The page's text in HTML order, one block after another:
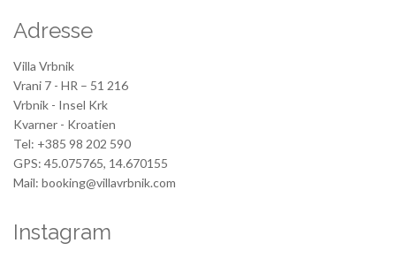
Adresse
Villa Vrbnik
Vrani 7 - HR – 51 216
Vrbnik - Insel Krk
Kvarner - Kroatien
Tel: +385 98 202 590
GPS: 45.075765, 14.670155
Mail: booking@villavrbnik.com
Instagram